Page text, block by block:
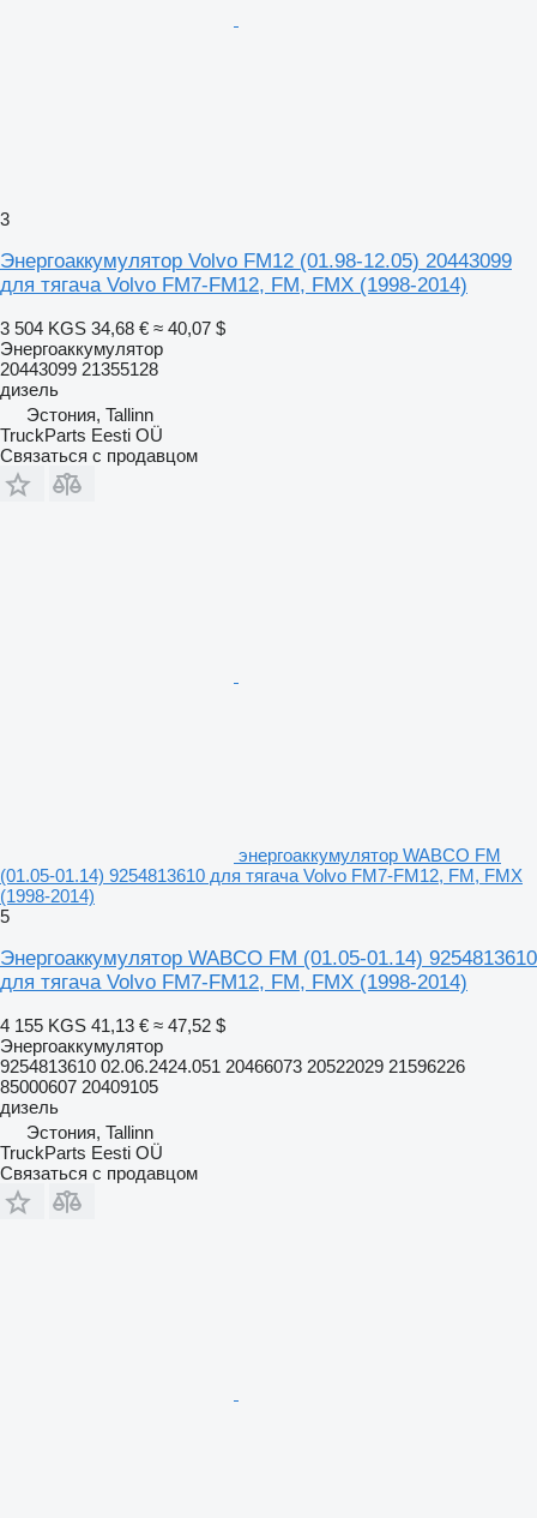
3
Энергоаккумулятор Volvo FM12 (01.98-12.05) 20443099
для тягача Volvo FM7-FM12, FM, FMX (1998-2014)
3 504 KGS 34,68 € ≈ 40,07 $
Энергоаккумулятор
20443099 21355128
дизель
Эстония, Tallinn
TruckParts Eesti OÜ
Связаться с продавцом
энергоаккумулятор WABCO FM
(01.05-01.14) 9254813610 для тягача Volvo FM7-FM12, FM, FMX
(1998-2014)
5
Энергоаккумулятор WABCO FM (01.05-01.14) 9254813610
для тягача Volvo FM7-FM12, FM, FMX (1998-2014)
4 155 KGS 41,13 € ≈ 47,52 $
Энергоаккумулятор
9254813610 02.06.2424.051 20466073 20522029 21596226
85000607 20409105
дизель
Эстония, Tallinn
TruckParts Eesti OÜ
Связаться с продавцом